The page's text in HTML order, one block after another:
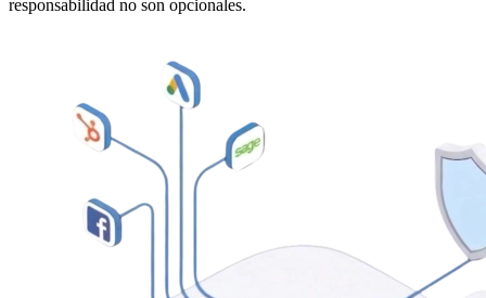
responsabilidad no son opcionales.